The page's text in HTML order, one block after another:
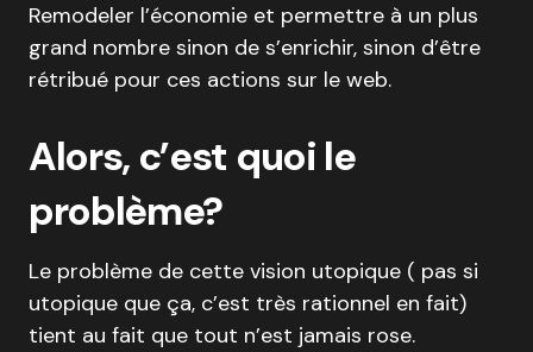
Remodeler l’économie et permettre à un plus
grand nombre sinon de s’enrichir, sinon d’être
rétribué pour ces actions sur le web.
Alors, c’est quoi le
problème?
Le problème de cette vision utopique ( pas si
utopique que ça, c’est très rationnel en fait)
tient au fait que tout n’est jamais rose.